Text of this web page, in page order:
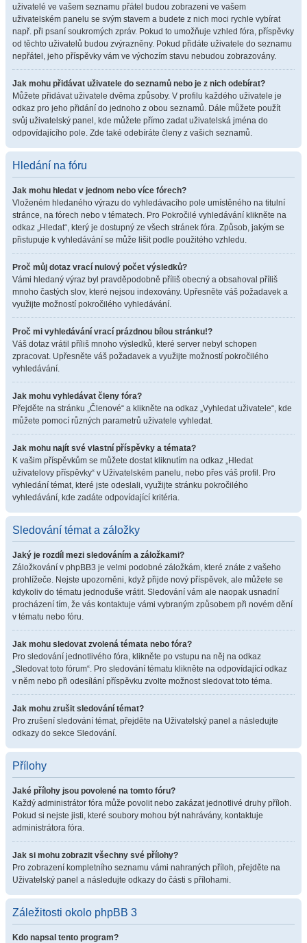
uživatelé ve vašem seznamu přátel budou zobrazeni ve vašem
uživatelském panelu se svým stavem a budete z nich moci rychle vybírat
např. při psaní soukromých zpráv. Pokud to umožňuje vzhled fóra, příspěvky
od těchto uživatelů budou zvýrazněny. Pokud přidáte uživatele do seznamu
nepřátel, jeho příspěvky vám ve výchozím stavu nebudou zobrazovány.
Jak mohu přidávat uživatele do seznamů nebo je z nich odebírat?
Můžete přidávat uživatele dvěma způsoby. V profilu každého uživatele je
odkaz pro jeho přidání do jednoho z obou seznamů. Dále můžete použít
svůj uživatelský panel, kde můžete přímo zadat uživatelská jména do
odpovídajícího pole. Zde také odebíráte členy z vašich seznamů.
Hledání na fóru
Jak mohu hledat v jednom nebo více fórech?
Vloženém hledaného výrazu do vyhledávacího pole umístěného na titulní
stránce, na fórech nebo v tématech. Pro Pokročilé vyhledávání klikněte na
odkaz „Hledat“, který je dostupný ze všech stránek fóra. Způsob, jakým se
přistupuje k vyhledávání se může lišit podle použitého vzhledu.
Proč můj dotaz vrací nulový počet výsledků?
Vámi hledaný výraz byl pravděpodobně příliš obecný a obsahoval příliš
mnoho častých slov, které nejsou indexovány. Upřesněte váš požadavek a
využijte možností pokročilého vyhledávání.
Proč mi vyhledávání vrací prázdnou bílou stránku!?
Váš dotaz vrátil příliš mnoho výsledků, které server nebyl schopen
zpracovat. Upřesněte váš požadavek a využijte možností pokročilého
vyhledávání.
Jak mohu vyhledávat členy fóra?
Přejděte na stránku „Členové“ a klikněte na odkaz „Vyhledat uživatele“, kde
můžete pomocí různých parametrů uživatele vyhledat.
Jak mohu najít své vlastní příspěvky a témata?
K vašim příspěvkům se můžete dostat kliknutím na odkaz „Hledat
uživatelovy příspěvky“ v Uživatelském panelu, nebo přes váš profil. Pro
vyhledání témat, které jste odeslali, využijte stránku pokročilého
vyhledávání, kde zadáte odpovídající kritéria.
Sledování témat a záložky
Jaký je rozdíl mezi sledováním a záložkami?
Záložkování v phpBB3 je velmi podobné záložkám, které znáte z vašeho
prohlížeče. Nejste upozorněni, když přijde nový příspěvek, ale můžete se
kdykoliv do tématu jednoduše vrátit. Sledování vám ale naopak usnadní
procházení tím, že vás kontaktuje vámi vybraným způsobem při novém dění
v tématu nebo fóru.
Jak mohu sledovat zvolená témata nebo fóra?
Pro sledování jednotlivého fóra, klikněte po vstupu na něj na odkaz
„Sledovat toto fórum“. Pro sledování tématu klikněte na odpovídající odkaz
v něm nebo při odesílání příspěvku zvolte možnost sledovat toto téma.
Jak mohu zrušit sledování témat?
Pro zrušení sledování témat, přejděte na Uživatelský panel a následujte
odkazy do sekce Sledování.
Přílohy
Jaké přílohy jsou povolené na tomto fóru?
Každý administrátor fóra může povolit nebo zakázat jednotlivé druhy příloh.
Pokud si nejste jisti, které soubory mohou být nahrávány, kontaktuje
administrátora fóra.
Jak si mohu zobrazit všechny své přílohy?
Pro zobrazení kompletního seznamu vámi nahraných příloh, přejděte na
Uživatelský panel a následujte odkazy do části s přílohami.
Záležitosti okolo phpBB 3
Kdo napsal tento program?